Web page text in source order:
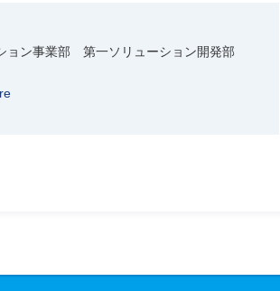
ョン事業部 第一ソリューション開発部